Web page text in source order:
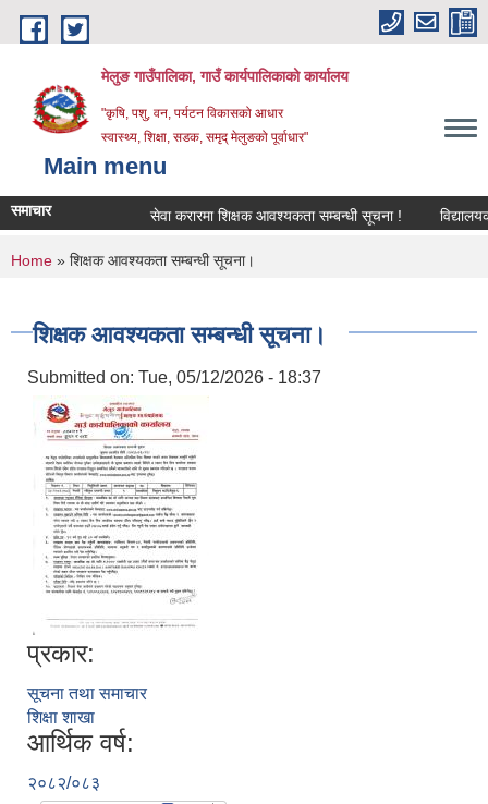
Skip to main content
मेलुङ गाउँपालिका, गाउँ कार्यपालिकाको कार्यालय
"कृषि, पशु, वन, पर्यटन विकासको आधार
स्वास्थ्य, शिक्षा, सडक, समृद् मेलुङको पूर्वाधार"
Main menu
समाचार सेवा करारमा शिक्षक आवश्‍यकता सम्बन्धी सूचना ! विद्यालयको
You are here
Home » शिक्षक आवश्यकता सम्बन्धी सूचना।
शिक्षक आवश्यकता सम्बन्धी सूचना।
Submitted on: Tue, 05/12/2026 - 18:37
प्रकार:
सूचना तथा समाचार
शिक्षा शाखा
आर्थिक वर्ष:
२०८२/०८३